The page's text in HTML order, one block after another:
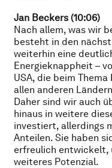
Jan Beckers (10:06)
Nach allem, was wir
besteht in den
weiterhin eine
Energieknappheit –
USA, die beim
allen anderen
Daher sind wir auch
hinaus in weitere
investiert, allerdings
Anteilen. Sie haben
erfreulich entwickelt,
weiteres Potenzial.